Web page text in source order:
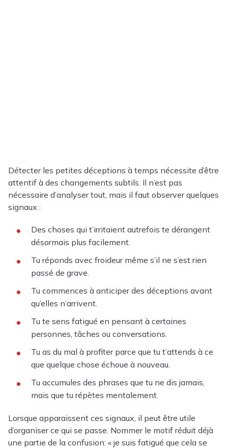
Détecter les petites déceptions à temps nécessite d’être
attentif à des changements subtils. Il n’est pas
nécessaire d’analyser tout, mais il faut observer quelques
signaux :
Des choses qui t’irritaient autrefois te dérangent
désormais plus facilement.
Tu réponds avec froideur même s’il ne s’est rien
passé de grave.
Tu commences à anticiper des déceptions avant
qu’elles n’arrivent.
Tu te sens fatigué en pensant à certaines
personnes, tâches ou conversations.
Tu as du mal à profiter parce que tu t’attends à ce
que quelque chose échoue à nouveau.
Tu accumules des phrases que tu ne dis jamais,
mais que tu répètes mentalement.
Lorsque apparaissent ces signaux, il peut être utile
d’organiser ce qui se passe. Nommer le motif réduit déjà
une partie de la confusion: « je suis fatigué que cela se